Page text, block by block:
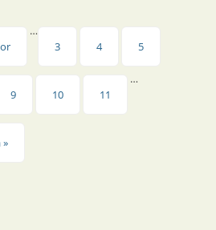
…
3
4 5
9 10 11
…